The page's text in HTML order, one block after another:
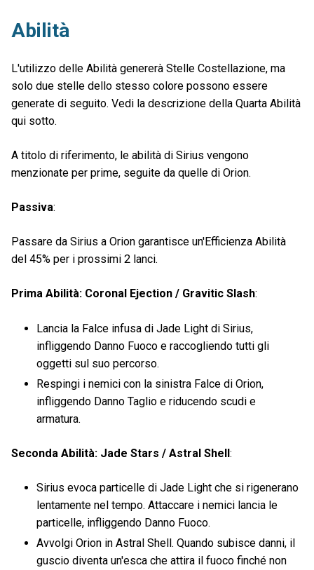
Abilità
L'utilizzo delle Abilità genererà Stelle Costellazione, ma
solo due stelle dello stesso colore possono essere
generate di seguito. Vedi la descrizione della Quarta Abilità
qui sotto.
A titolo di riferimento, le abilità di Sirius vengono
menzionate per prime, seguite da quelle di Orion.
Passiva:
Passare da Sirius a Orion garantisce un'Efficienza Abilità
del 45% per i prossimi 2 lanci.
Prima Abilità: Coronal Ejection / Gravitic Slash:
Lancia la Falce infusa di Jade Light di Sirius,
infliggendo Danno Fuoco e raccogliendo tutti gli
oggetti sul suo percorso.
Respingi i nemici con la sinistra Falce di Orion,
infliggendo Danno Taglio e riducendo scudi e
armatura.
Seconda Abilità: Jade Stars / Astral Shell:
Sirius evoca particelle di Jade Light che si rigenerano
lentamente nel tempo. Attaccare i nemici lancia le
particelle, infliggendo Danno Fuoco.
Avvolgi Orion in Astral Shell. Quando subisce danni, il
guscio diventa un'esca che attira il fuoco finché non